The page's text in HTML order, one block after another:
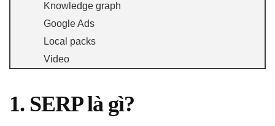
Knowledge graph
Google Ads
Local packs
Video
1. SERP là gì?